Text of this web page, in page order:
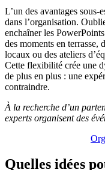
L’un des avantages sous-
dans l’organisation.
enchaîner les
des moments en terrasse,
locaux ou des ateliers
Cette flexibilité crée une
de plus en plus : une
contraindre.
À la recherche d’un
experts organisent des
Quelles idées